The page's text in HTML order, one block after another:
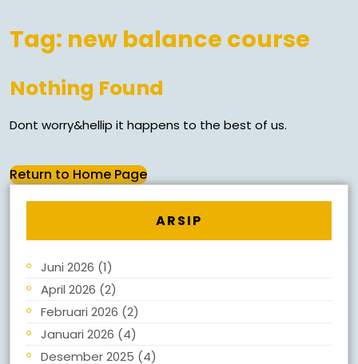
Tag: new balance course
Nothing Found
Dont worry&hellip it happens to the best of us.
Return to Home Page
ARSIP
Juni 2026 (1)
April 2026 (2)
Februari 2026 (2)
Januari 2026 (4)
Desember 2025 (4)